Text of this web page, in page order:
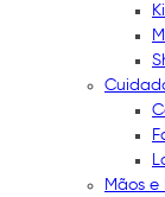
Mãos e